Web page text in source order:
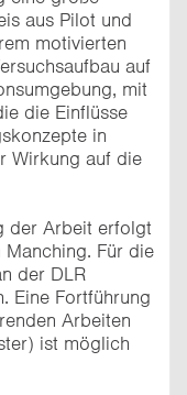
aus Pilot und
motivierten
auf
mit
die Einflüsse
in
Wirkung auf die
der Arbeit erfolgt
Für die
der DLR
Eine Fortführung
Arbeiten
ist möglich